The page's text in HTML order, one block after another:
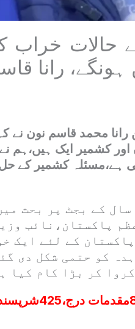
حالات خراب
رانا
رانا محمد قاسم نون نے
اور کشمیر ایک ہیں،ہم
ہے،مسئلہ کشمیر کے
کے بجٹ پر بحث
پاکستان،نائب
کے لئے ایک
کو حتمی شکل دی
کر بڑا کام کیا
کالعدم ایکشن کمیٹی کیخلاف